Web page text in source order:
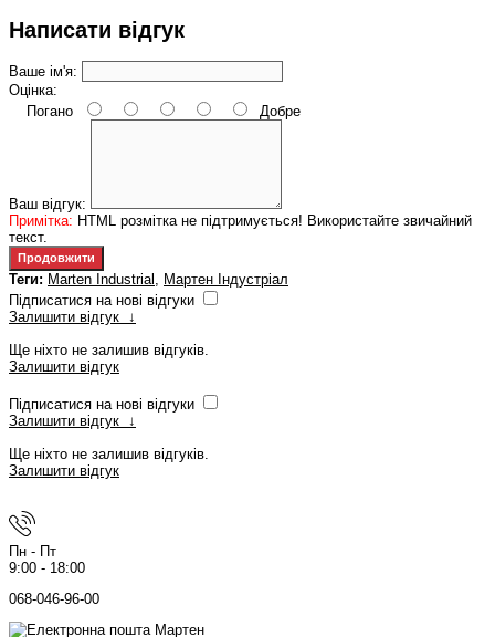
Написати відгук
Ваше ім'я:
Оцінка:
Погано
Добре
Ваш відгук:
Примітка: HTML розмітка не підтримується! Використайте звичайний
текст.
Продовжити
Теги: Marten Industrial , Мартен Індустріал
Підписатися на нові відгуки
Залишити відгук ↓
Ще ніхто не залишив відгуків.
Залишити відгук
Підписатися на нові відгуки
Залишити відгук ↓
Ще ніхто не залишив відгуків.
Залишити відгук
Пн - Пт
9:00 - 18:00
068-046-96-00